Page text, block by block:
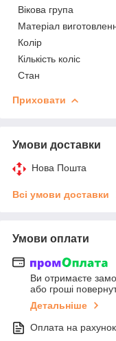
Вікова група
Матеріал
Колір
Кількість коліс
Стан
Приховати
Умови доставки
Нова Пошта
Всі умови доставки
Умови оплати
Ви отримаєте
або гроші
Детальніше
Оплата на рахунок